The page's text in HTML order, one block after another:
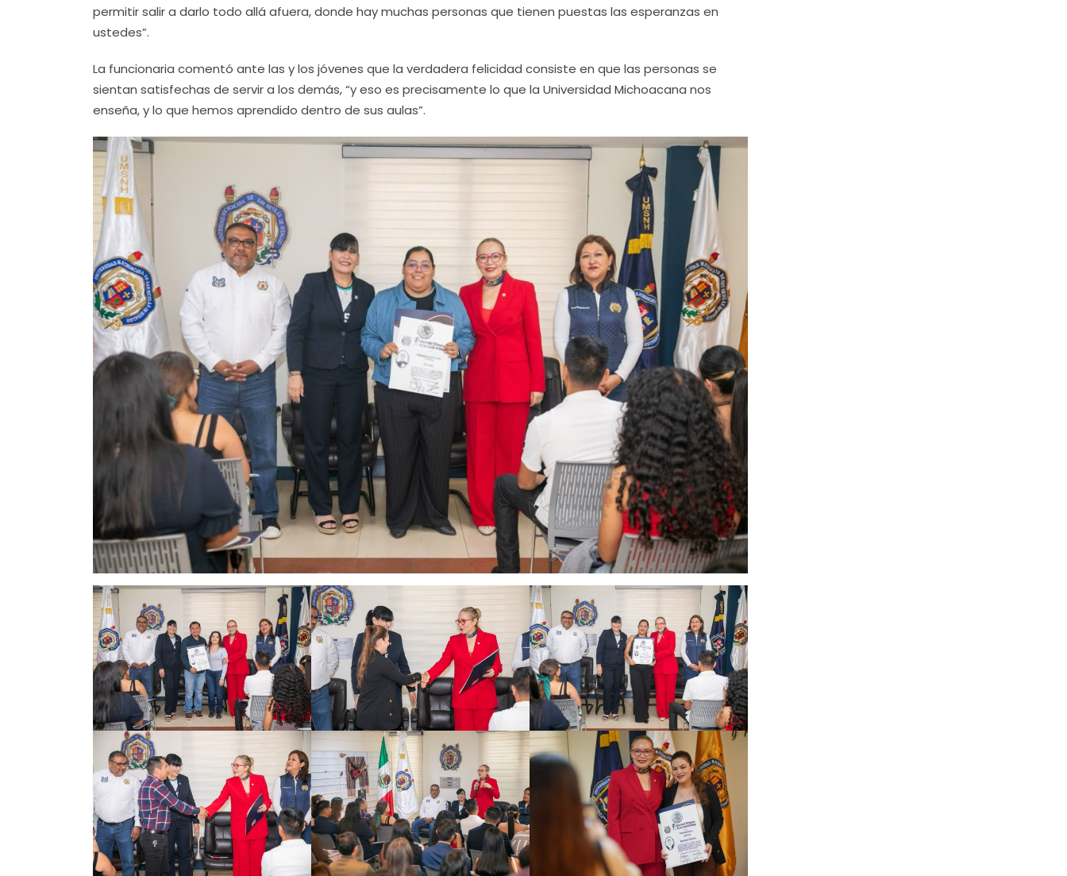
permitir salir a darlo todo allá afuera, donde hay muchas personas que tienen puestas las esperanzas en
ustedes”.
La funcionaria comentó ante las y los jóvenes que la verdadera felicidad consiste en que las personas se
sientan satisfechas de servir a los demás, “y eso es precisamente lo que la Universidad Michoacana nos
enseña, y lo que hemos aprendido dentro de sus aulas”.